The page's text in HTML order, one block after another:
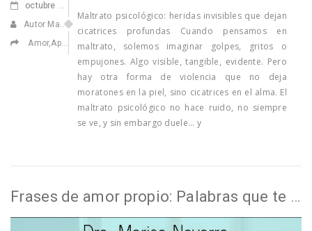
octubre
Autor Marisa Navarro
Amor,Apasionarse ,Confiar en ti, Ilusionarse,Medicina Emocional
Maltrato psicológico: heridas invisibles que dejan
cicatrices profundas Cuando pensamos en
maltrato, solemos imaginar golpes, gritos o
empujones. Algo visible, tangible, evidente. Pero
hay otra forma de violencia que no deja
moratones en la piel, sino cicatrices en el alma. El
maltrato psicológico no hace ruido, no siempre
se ve, y sin embargo duele… y
Frases de amor propio: Palabras que te reconectan contigo misma